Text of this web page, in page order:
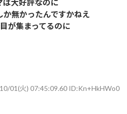
は大好評なのに
無かったんですかねえ
が集まってるのに
01(火) 07:45:09.60 ID:Kn+HkHWo0